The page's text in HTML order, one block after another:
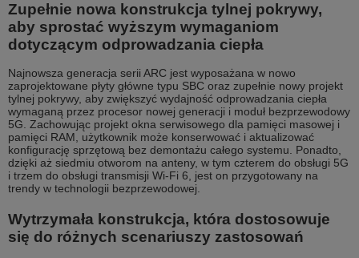
Zupełnie nowa konstrukcja tylnej pokrywy,
aby sprostać wyższym wymaganiom
dotyczącym odprowadzania ciepła
Najnowsza generacja serii ARC jest wyposażana w nowo
zaprojektowane płyty główne typu SBC oraz zupełnie nowy projekt
tylnej pokrywy, aby zwiększyć wydajność odprowadzania ciepła
wymaganą przez procesor nowej generacji i moduł bezprzewodowy
5G. Zachowując projekt okna serwisowego dla pamięci masowej i
pamięci RAM, użytkownik może konserwować i aktualizować
konfigurację sprzętową bez demontażu całego systemu. Ponadto,
dzięki aż siedmiu otworom na anteny, w tym czterem do obsługi 5G
i trzem do obsługi transmisji Wi-Fi 6, jest on przygotowany na
trendy w technologii bezprzewodowej.
Wytrzymała konstrukcja, która dostosowuje
się do różnych scenariuszy zastosowań